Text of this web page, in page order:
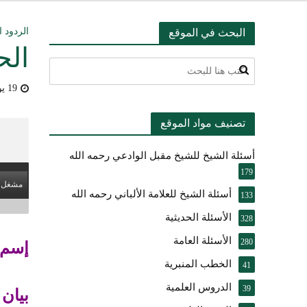
التعليق على
أسئلة عبدالله
بيان بشأن حادث
تعقيب على
الردود
19 يوليو، 2009
مشغل
البحث في الموقع
تصنيف مواد الموقع
أسئلة الشيخ للشيخ مقبل الوادعي رحمه الله
179
أسئلة الشيخ للعلامة الألباني رحمه الله 133
الأسئلة الحديثية 328
الأسئلة العامة 280
الخطب المنبرية 41
الدروس العلمية 39